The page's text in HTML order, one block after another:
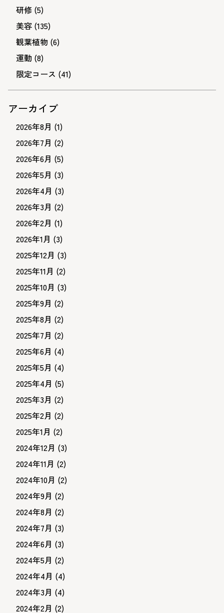
研修 (5)
美容 (135)
観葉植物 (6)
運動 (8)
限定コース (41)
アーカイブ
2026年8月 (1)
2026年7月 (2)
2026年6月 (5)
2026年5月 (3)
2026年4月 (3)
2026年3月 (2)
2026年2月 (1)
2026年1月 (3)
2025年12月 (3)
2025年11月 (2)
2025年10月 (3)
2025年9月 (2)
2025年8月 (2)
2025年7月 (2)
2025年6月 (4)
2025年5月 (4)
2025年4月 (5)
2025年3月 (2)
2025年2月 (2)
2025年1月 (2)
2024年12月 (3)
2024年11月 (2)
2024年10月 (2)
2024年9月 (2)
2024年8月 (2)
2024年7月 (3)
2024年6月 (3)
2024年5月 (2)
2024年4月 (4)
2024年3月 (4)
2024年2月 (2)